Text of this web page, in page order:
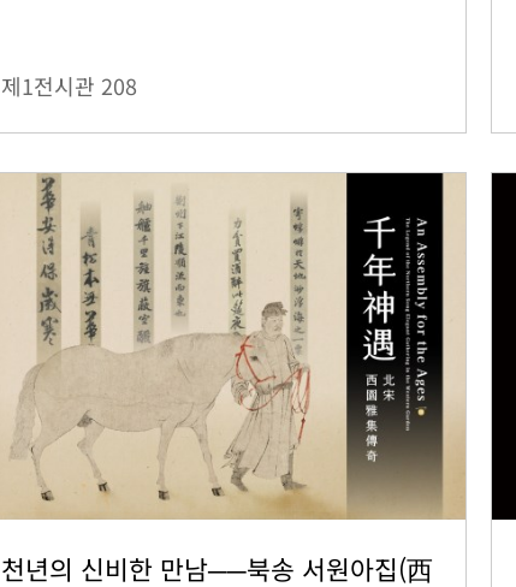
제1전시관 208
천년의 신비한 만남──북송 서원아집(西